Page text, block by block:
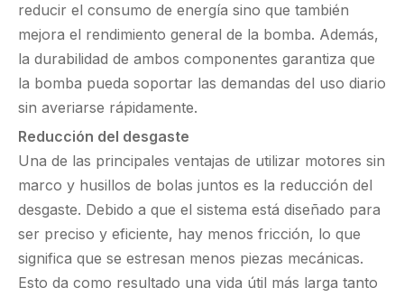
reducir el consumo de energía sino que también
mejora el rendimiento general de la bomba. Además,
la durabilidad de ambos componentes garantiza que
la bomba pueda soportar las demandas del uso diario
sin averiarse rápidamente.
Reducción del desgaste
Una de las principales ventajas de utilizar motores sin
marco y husillos de bolas juntos es la reducción del
desgaste. Debido a que el sistema está diseñado para
ser preciso y eficiente, hay menos fricción, lo que
significa que se estresan menos piezas mecánicas.
Esto da como resultado una vida útil más larga tanto